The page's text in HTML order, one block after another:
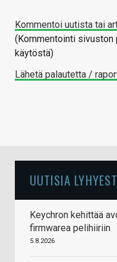
Kommentoi uutista tai
(Kommentointi
käytöstä)
Lähetä palautetta /
UUTISIA
Keychron kehittää
firmwarea pelihiiriin
5.8.2026